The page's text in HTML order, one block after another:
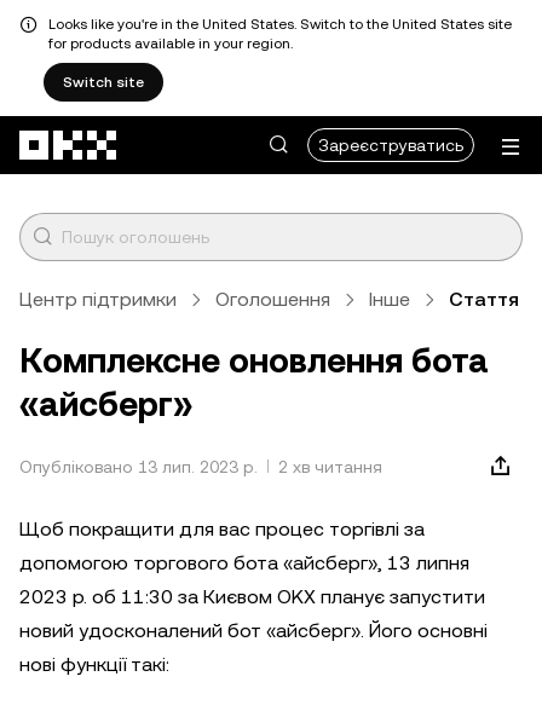
Looks like you're in the United States. Switch to the United States site
for products available in your region.
Switch site
Зареєструватись
Центр підтримки Оголошення Інше Стаття
Комплексне оновлення бота
«айсберг»
Опубліковано 13 лип. 2023 р. 2 хв читання
Щоб покращити для вас процес торгівлі за
допомогою торгового бота «айсберг», 13 липня
2023 р. об 11:30 за Києвом OKX планує запустити
новий удосконалений бот «айсберг». Його основні
нові функції такі: